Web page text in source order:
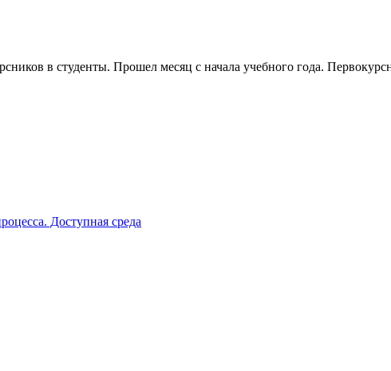
в студенты. Прошел месяц с начала учебного года.
Доступная среда